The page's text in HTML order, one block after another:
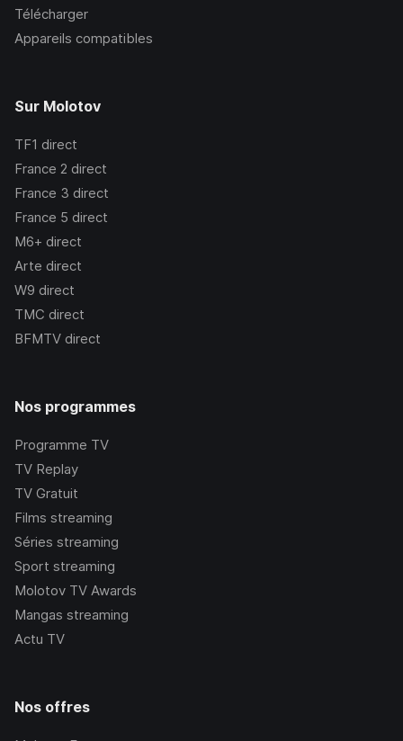
Télécharger
Appareils compatibles
Sur Molotov
TF1 direct
France 2 direct
France 3 direct
France 5 direct
M6+ direct
Arte direct
W9 direct
TMC direct
BFMTV direct
Nos programmes
Programme TV
TV Replay
TV Gratuit
Films streaming
Séries streaming
Sport streaming
Molotov TV Awards
Mangas streaming
Actu TV
Nos offres